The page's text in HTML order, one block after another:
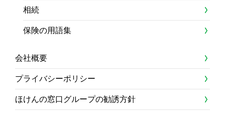
相続
保険の用語集
会社概要
プライバシーポリシー
ほけんの窓口グループの勧誘方針